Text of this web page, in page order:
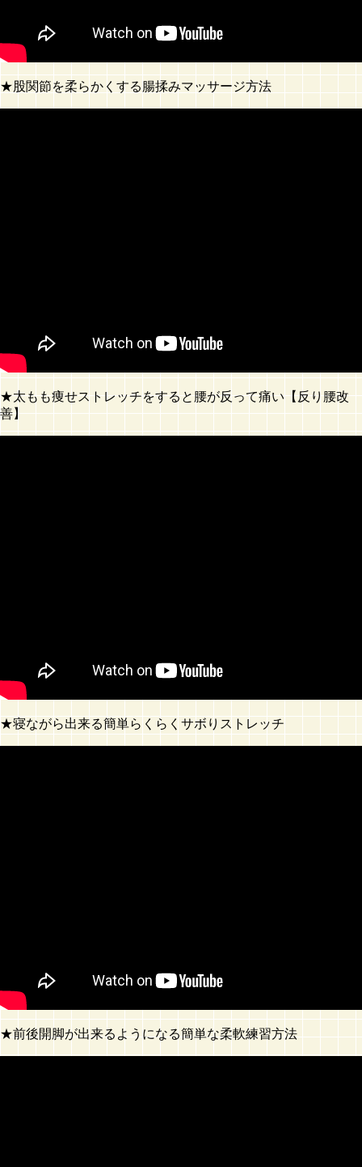
★股関節を柔らかくする腸揉みマッサージ方法
★太もも痩せストレッチをすると腰が反って痛い【反り腰改
善】
★寝ながら出来る簡単らくらくサボりストレッチ
★前後開脚が出来るようになる簡単な柔軟練習方法